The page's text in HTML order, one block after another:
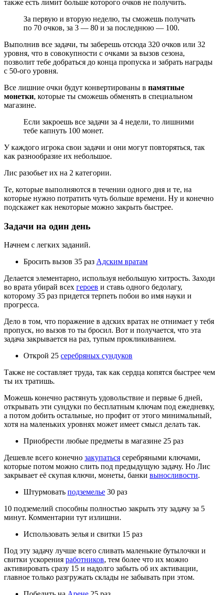
также есть лимит больше которого очков не получить.
За первую и вторую неделю, ты сможешь получать
по 70 очков, за 3 — 80 и за последнюю — 100.
Выполнив все задачи, ты заберешь отсюда 320 очков или 32
уровня, что в совокупности с очками за вызов сезона,
позволит тебе добраться до конца пропуска и забрать награды
с 50-ого уровня.
Все лишние очки будут конвертированы в памятные
монетки, которые ты сможешь обменять в специальном
магазине.
Если закроешь все задачи за 4 недели, то лишними
тебе капнуть 100 монет.
У каждого игрока свои задачи и они могут повторяться, так
как разнообразие их небольшое.
Лис разобьет их на 2 категории.
Те, которые выполняются в течении одного дня и те, на
которые нужно потратить чуть больше времени. Ну и конечно
подскажет как некоторые можно закрыть быстрее.
Задачи на один день
Начнем с легких заданий.
Бросить вызов 35 раз Адским вратам
Делается элементарно, используя небольшую хитрость. Заходи
во врата убирай всех героев и ставь одного бедолагу,
которому 35 раз придется терпеть побои во имя науки и
прогресса.
Дело в том, что поражение в адских вратах не отнимает у тебя
пропуск, но вызов то ты бросил. Вот и получается, что эта
задача закрывается на раз, тупым прокликиванием.
Открой 25 серебряных сундуков
Также не составляет труда, так как сердца копятся быстрее чем
ты их тратишь.
Можешь конечно растянуть удовольствие и первые 6 дней,
открывать эти сундуки по бесплатным ключам под ежедневку,
а потом добить остальные, но профит от этого минимальный,
хотя на маленьких уровнях может имеет смысл делать так.
Приобрести любые предметы в магазине 25 раз
Дешевле всего конечно закупаться серебряными ключами,
которые потом можно слить под предыдущую задачу. Но Лис
закрывает её скупая ключи, монеты, банки выносливости.
Штурмовать подземелье 30 раз
10 подземелий способны полностью закрыть эту задачу за 5
минут. Комментарии тут излишни.
Использовать зелья и свитки 15 раз
Под эту задачу лучше всего сливать маленькие бутылочки и
свитки ускорения работников, тем более что их можно
активировать сразу 15 и надолго забыть об их активации,
главное только разгружать склады не забывать при этом.